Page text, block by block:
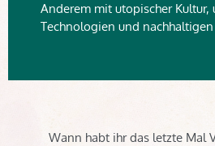
Anderem mit utopischer
Technologien und
Wann habt ihr das letzte Mal